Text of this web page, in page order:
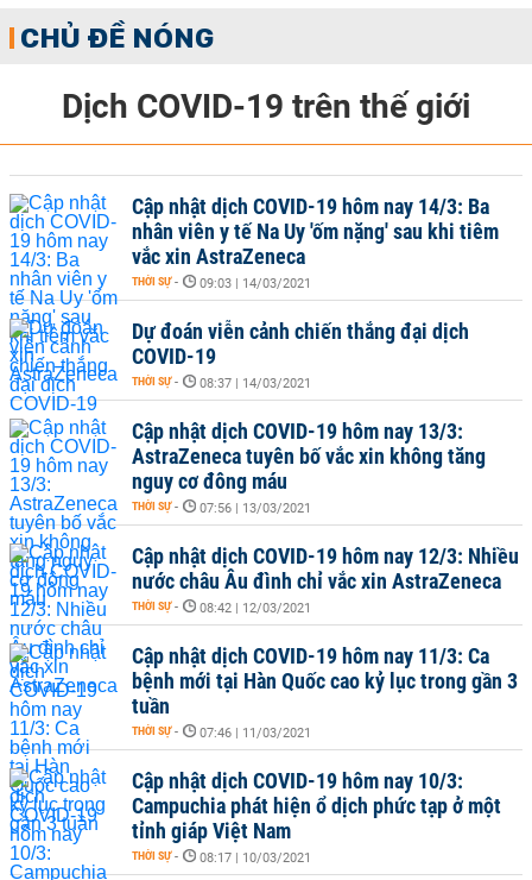
CHỦ ĐỀ NÓNG
Dịch COVID-19 trên thế giới
Cập nhật dịch COVID-19 hôm nay 14/3: Ba
nhân viên y tế Na Uy 'ốm nặng' sau khi tiêm
vắc xin AstraZeneca
THỜI SỰ - 09:03 | 14/03/2021
Dự đoán viễn cảnh chiến thắng đại dịch
COVID-19
THỜI SỰ - 08:37 | 14/03/2021
Cập nhật dịch COVID-19 hôm nay 13/3:
AstraZeneca tuyên bố vắc xin không tăng
nguy cơ đông máu
THỜI SỰ - 07:56 | 13/03/2021
Cập nhật dịch COVID-19 hôm nay 12/3: Nhiều
nước châu Âu đình chỉ vắc xin AstraZeneca
THỜI SỰ - 08:42 | 12/03/2021
Cập nhật dịch COVID-19 hôm nay 11/3: Ca
bệnh mới tại Hàn Quốc cao kỷ lục trong gần 3
tuần
THỜI SỰ - 07:46 | 11/03/2021
Cập nhật dịch COVID-19 hôm nay 10/3:
Campuchia phát hiện ổ dịch phức tạp ở một
tỉnh giáp Việt Nam
THỜI SỰ - 08:17 | 10/03/2021